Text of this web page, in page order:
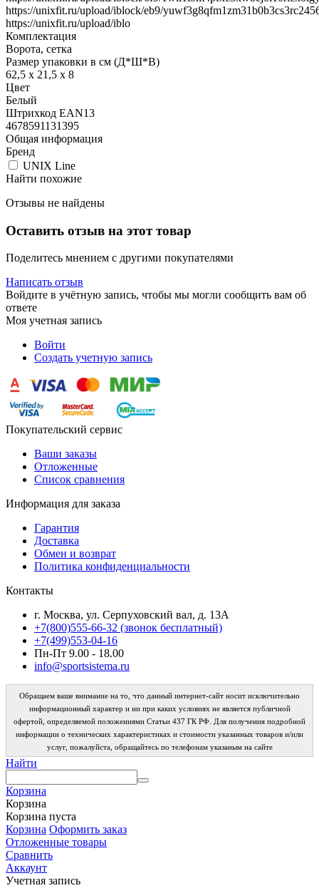
https://unixfit.ru/upload/iblock/eb9/
https://unixfit.ru/upload/iblo
Комплектация
Ворота, сетка
Размер упаковки в см (Д*Ш*В)
62,5 x 21,5 x 8
Цвет
Белый
Штрихкод EAN13
4678591131395
Общая информация
Бренд
UNIX Line
Найти похожие
Отзывы не найдены
Оставить отзыв на этот товар
Поделитесь мнением с другими покупателями
Написать отзыв
Войдите в учётную запись, чтобы мы могли сообщить вам об
ответе
Моя учетная запись
Войти
Создать учетную запись
Покупательский сервис
Ваши заказы
Отложенные
Список сравнения
Информация для заказа
Гарантия
Доставка
Обмен и возврат
Политика конфиденциальности
Контакты
г. Москва, ул. Серпуховский вал, д. 13А
+7(800)555-66-32 (звонок бесплатный)
+7(499)553-04-16
Пн-Пт 9.00 - 18.00
info@sportsistema.ru
Обращаем ваше внимание на то, что данный интернет-сайт носит исключительно
информационный характер и ни при каких условиях не является публичной
офертой, определяемой положениями Статьи 437 ГК РФ. Для получения подробной
информации о технических характеристиках и стоимости указанных товаров и/или
услуг, пожалуйста, обращайтесь по телефонам указаным на сайте
Найти
Корзина
Корзина
Корзина пуста
Корзина Оформить заказ
Отложенные товары
Сравнить
Аккаунт
Учетная запись